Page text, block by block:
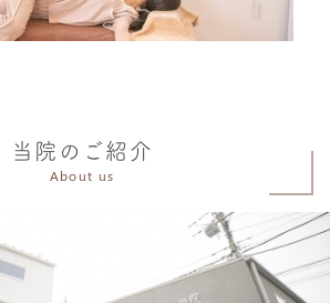
当院のご紹介
About us